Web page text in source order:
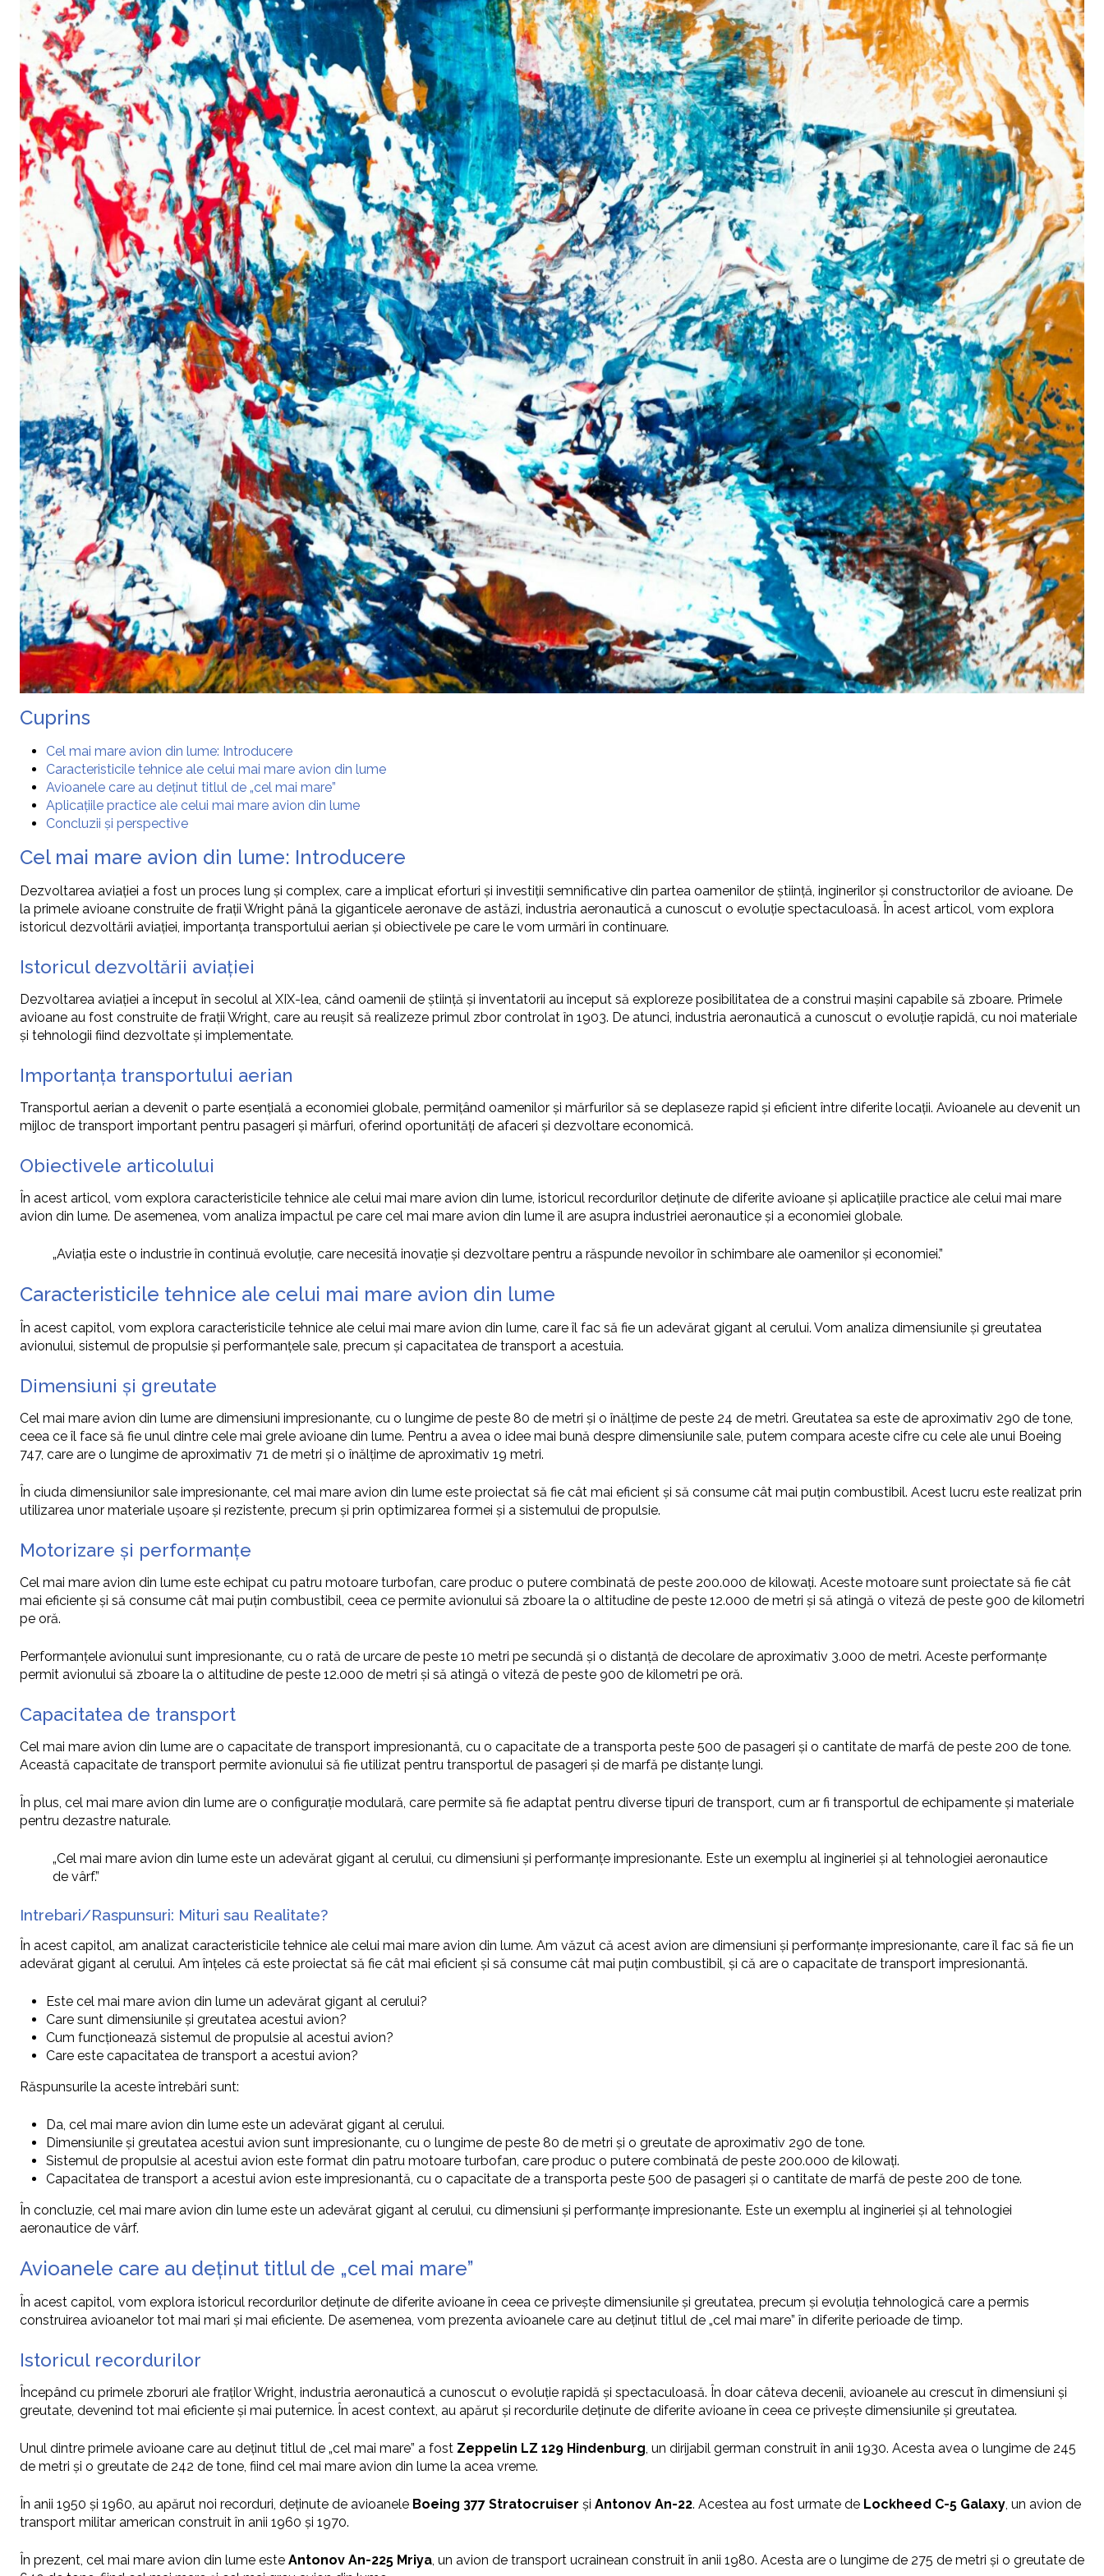
Cuprins
Cel mai mare avion din lume: Introducere
Caracteristicile tehnice ale celui mai mare avion din lume
Avioanele care au deținut titlul de „cel mai mare”
Aplicațiile practice ale celui mai mare avion din lume
Concluzii și perspective
Cel mai mare avion din lume: Introducere
Dezvoltarea aviației a fost un proces lung și complex, care a implicat eforturi și investiții semnificative din partea oamenilor de știință, inginerilor și constructorilor de avioane. De
la primele avioane construite de frații Wright până la giganticele aeronave de astăzi, industria aeronautică a cunoscut o evoluție spectaculoasă. În acest articol, vom explora
istoricul dezvoltării aviației, importanța transportului aerian și obiectivele pe care le vom urmări în continuare.
Istoricul dezvoltării aviației
Dezvoltarea aviației a început în secolul al XIX-lea, când oamenii de știință și inventatorii au început să exploreze posibilitatea de a construi mașini capabile să zboare. Primele
avioane au fost construite de frații Wright, care au reușit să realizeze primul zbor controlat în 1903. De atunci, industria aeronautică a cunoscut o evoluție rapidă, cu noi materiale
și tehnologii fiind dezvoltate și implementate.
Importanța transportului aerian
Transportul aerian a devenit o parte esențială a economiei globale, permițând oamenilor și mărfurilor să se deplaseze rapid și eficient între diferite locații. Avioanele au devenit un
mijloc de transport important pentru pasageri și mărfuri, oferind oportunități de afaceri și dezvoltare economică.
Obiectivele articolului
În acest articol, vom explora caracteristicile tehnice ale celui mai mare avion din lume, istoricul recordurilor deținute de diferite avioane și aplicațiile practice ale celui mai mare
avion din lume. De asemenea, vom analiza impactul pe care cel mai mare avion din lume îl are asupra industriei aeronautice și a economiei globale.
„Aviația este o industrie în continuă evoluție, care necesită inovație și dezvoltare pentru a răspunde nevoilor în schimbare ale oamenilor și economiei.”
Caracteristicile tehnice ale celui mai mare avion din lume
În acest capitol, vom explora caracteristicile tehnice ale celui mai mare avion din lume, care îl fac să fie un adevărat gigant al cerului. Vom analiza dimensiunile și greutatea
avionului, sistemul de propulsie și performanțele sale, precum și capacitatea de transport a acestuia.
Dimensiuni și greutate
Cel mai mare avion din lume are dimensiuni impresionante, cu o lungime de peste 80 de metri și o înălțime de peste 24 de metri. Greutatea sa este de aproximativ 290 de tone,
ceea ce îl face să fie unul dintre cele mai grele avioane din lume. Pentru a avea o idee mai bună despre dimensiunile sale, putem compara aceste cifre cu cele ale unui Boeing
747, care are o lungime de aproximativ 71 de metri și o înălțime de aproximativ 19 metri.
În ciuda dimensiunilor sale impresionante, cel mai mare avion din lume este proiectat să fie cât mai eficient și să consume cât mai puțin combustibil. Acest lucru este realizat prin
utilizarea unor materiale ușoare și rezistente, precum și prin optimizarea formei și a sistemului de propulsie.
Motorizare și performanțe
Cel mai mare avion din lume este echipat cu patru motoare turbofan, care produc o putere combinată de peste 200.000 de kilowați. Aceste motoare sunt proiectate să fie cât
mai eficiente și să consume cât mai puțin combustibil, ceea ce permite avionului să zboare la o altitudine de peste 12.000 de metri și să atingă o viteză de peste 900 de kilometri
pe oră.
Performanțele avionului sunt impresionante, cu o rată de urcare de peste 10 metri pe secundă și o distanță de decolare de aproximativ 3.000 de metri. Aceste performanțe
permit avionului să zboare la o altitudine de peste 12.000 de metri și să atingă o viteză de peste 900 de kilometri pe oră.
Capacitatea de transport
Cel mai mare avion din lume are o capacitate de transport impresionantă, cu o capacitate de a transporta peste 500 de pasageri și o cantitate de marfă de peste 200 de tone.
Această capacitate de transport permite avionului să fie utilizat pentru transportul de pasageri și de marfă pe distanțe lungi.
În plus, cel mai mare avion din lume are o configurație modulară, care permite să fie adaptat pentru diverse tipuri de transport, cum ar fi transportul de echipamente și materiale
pentru dezastre naturale.
„Cel mai mare avion din lume este un adevărat gigant al cerului, cu dimensiuni și performanțe impresionante. Este un exemplu al ingineriei și al tehnologiei aeronautice
de vârf.”
Intrebari/Raspunsuri: Mituri sau Realitate?
În acest capitol, am analizat caracteristicile tehnice ale celui mai mare avion din lume. Am văzut că acest avion are dimensiuni și performanțe impresionante, care îl fac să fie un
adevărat gigant al cerului. Am înțeles că este proiectat să fie cât mai eficient și să consume cât mai puțin combustibil, și că are o capacitate de transport impresionantă.
Este cel mai mare avion din lume un adevărat gigant al cerului?
Care sunt dimensiunile și greutatea acestui avion?
Cum funcționează sistemul de propulsie al acestui avion?
Care este capacitatea de transport a acestui avion?
Răspunsurile la aceste întrebări sunt:
Da, cel mai mare avion din lume este un adevărat gigant al cerului.
Dimensiunile și greutatea acestui avion sunt impresionante, cu o lungime de peste 80 de metri și o greutate de aproximativ 290 de tone.
Sistemul de propulsie al acestui avion este format din patru motoare turbofan, care produc o putere combinată de peste 200.000 de kilowați.
Capacitatea de transport a acestui avion este impresionantă, cu o capacitate de a transporta peste 500 de pasageri și o cantitate de marfă de peste 200 de tone.
În concluzie, cel mai mare avion din lume este un adevărat gigant al cerului, cu dimensiuni și performanțe impresionante. Este un exemplu al ingineriei și al tehnologiei
aeronautice de vârf.
Avioanele care au deținut titlul de „cel mai mare”
În acest capitol, vom explora istoricul recordurilor deținute de diferite avioane în ceea ce privește dimensiunile și greutatea, precum și evoluția tehnologică care a permis
construirea avioanelor tot mai mari și mai eficiente. De asemenea, vom prezenta avioanele care au deținut titlul de „cel mai mare” în diferite perioade de timp.
Istoricul recordurilor
Începând cu primele zboruri ale fraților Wright, industria aeronautică a cunoscut o evoluție rapidă și spectaculoasă. În doar câteva decenii, avioanele au crescut în dimensiuni și
greutate, devenind tot mai eficiente și mai puternice. În acest context, au apărut și recordurile deținute de diferite avioane în ceea ce privește dimensiunile și greutatea.
Unul dintre primele avioane care au deținut titlul de „cel mai mare” a fost Zeppelin LZ 129 Hindenburg, un dirijabil german construit în anii 1930. Acesta avea o lungime de 245
de metri și o greutate de 242 de tone, fiind cel mai mare avion din lume la acea vreme.
În anii 1950 și 1960, au apărut noi recorduri, deținute de avioanele Boeing 377 Stratocruiser și Antonov An-22. Acestea au fost urmate de Lockheed C-5 Galaxy, un avion de
transport militar american construit în anii 1960 și 1970.
În prezent, cel mai mare avion din lume este Antonov An-225 Mriya, un avion de transport ucrainean construit în anii 1980. Acesta are o lungime de 275 de metri și o greutate de